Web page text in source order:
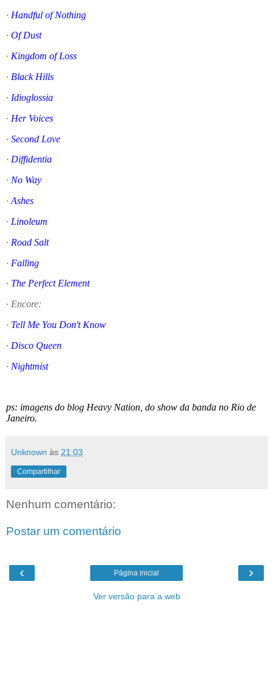
· Handful of Nothing
· Of Dust
· Kingdom of Loss
· Black Hills
· Idioglossia
· Her Voices
· Second Love
· Diffidentia
· No Way
· Ashes
· Linoleum
· Road Salt
· Falling
· The Perfect Element
· Encore:
· Tell Me You Don't Know
· Disco Queen
· Nightmist
ps: imagens do blog Heavy Nation, do show da banda no Rio de
Janeiro.
Unknown às 21:03
Compartilhar
Nenhum comentário:
Postar um comentário
‹ ›
Página inicial
Ver versão para a web